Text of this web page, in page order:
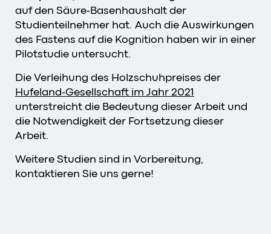
auf den Säure-Basenhaushalt der
Studienteilnehmer hat. Auch die Auswirkungen
des Fastens auf die Kognition haben wir in einer
Pilotstudie untersucht.
Die Verleihung des Holzschuhpreises der
Hufeland-Gesellschaft im Jahr 2021
unterstreicht die Bedeutung dieser Arbeit und
die Notwendigkeit der Fortsetzung dieser
Arbeit.
Weitere Studien sind in Vorbereitung,
kontaktieren Sie uns gerne!